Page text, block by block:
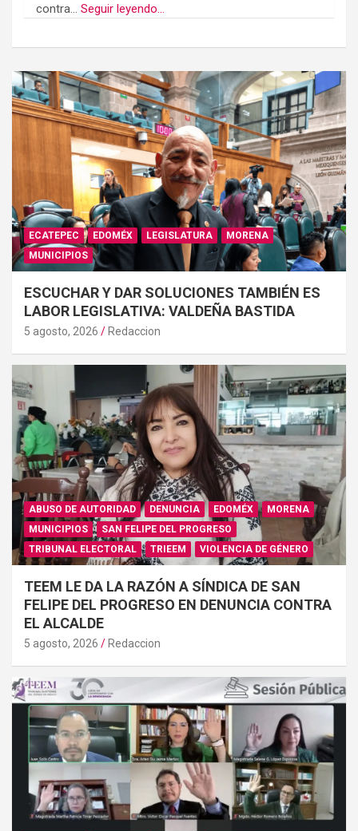
contra... Seguir leyendo...
ECATEPEC EDOMÉX LEGISLATURA
MORENA
MUNICIPIOS
ESCUCHAR Y DAR SOLUCIONES TAMBIÉN ES
LABOR LEGISLATIVA: VALDEÑA BASTIDA
5 agosto, 2026 Redaccion
ABUSO DE AUTORIDAD DENUNCIA EDOMÉX
MORENA
MUNICIPIOS
SAN FELIPE DEL PROGRESO
TRIBUNAL ELECTORAL
TRIEEM VIOLENCIA DE GÉNERO
TEEM LE DA LA RAZÓN A SÍNDICA DE SAN
FELIPE DEL PROGRESO EN DENUNCIA CONTRA
EL ALCALDE
5 agosto, 2026 Redaccion